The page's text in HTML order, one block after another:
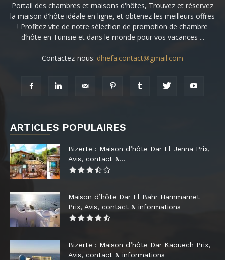
Portail des chambres et maisons d'hôtes, Trouvez et réservez
la maison d'hôte idéale en ligne, et obtenez les meilleurs offres
! Profitez vite de notre sélection de promotion de chambre
d’hôte en Tunisie et dans le monde pour vos vacances ...
Contactez-nous: dhiefa.contact@gmail.com
ARTICLES POPULAIRES
Bizerte : Maison d’hôte Dar El Jenna Prix,
Avis, contact &...
Maison d’hôte Dar El Bahr Hammamet
Prix, Avis, contact & informations
Bizerte : Maison d’hôte Dar Kaouech Prix,
Avis, contact & informations